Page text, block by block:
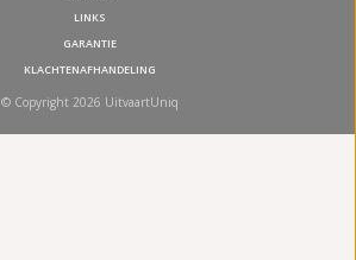
LINKS
GARANTIE
KLACHTENAFHANDELING
© Copyright 2026 UitvaartUniq